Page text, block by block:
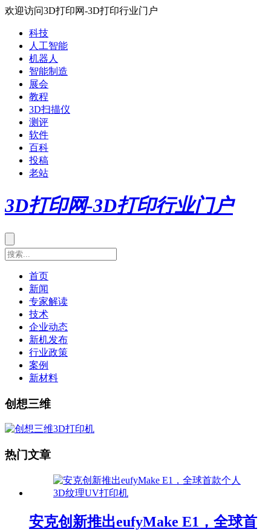
欢迎访问3D打印网-3D打印行业门户
科技
人工智能
机器人
智能制造
展会
教程
3D扫描仪
测评
软件
百科
投稿
老站
3D打印网-3D打印行业门户
首页
新闻
专家解读
技术
企业动态
新机发布
行业政策
案例
新材料
创想三维
热门文章
安克创新推出eufyMake E1，全球首